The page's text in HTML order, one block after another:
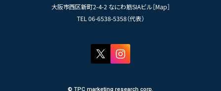
大阪市西区新町2-4-2 なにわ筋SIAビル［Map］
TEL 06-6538-5358（代表）
© TPC marketing research corp.